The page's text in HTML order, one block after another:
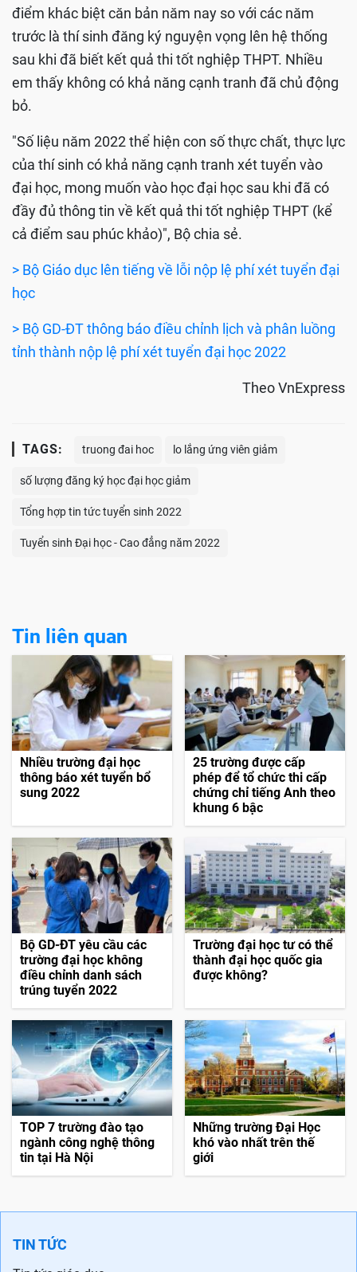
điểm khác biệt căn bản năm nay so với các năm
trước là thí sinh đăng ký nguyện vọng lên hệ thống
sau khi đã biết kết quả thi tốt nghiệp THPT. Nhiều
em thấy không có khả năng cạnh tranh đã chủ động
bỏ.
"Số liệu năm 2022 thể hiện con số thực chất, thực lực
của thí sinh có khả năng cạnh tranh xét tuyển vào
đại học, mong muốn vào học đại học sau khi đã có
đầy đủ thông tin về kết quả thi tốt nghiệp THPT (kể
cả điểm sau phúc khảo)", Bộ chia sẻ.
> Bộ Giáo dục lên tiếng về lỗi nộp lệ phí xét tuyển đại
học
> Bộ GD-ĐT thông báo điều chỉnh lịch và phân luồng
tỉnh thành nộp lệ phí xét tuyển đại học 2022
Theo VnExpress
TAGS: truong đai hoc lo lắng ứng viên giảm
số lượng đăng ký học đại học giảm
Tổng hợp tin tức tuyển sinh 2022
Tuyển sinh Đại học - Cao đẳng năm 2022
Tin liên quan
Nhiều trường đại học
thông báo xét tuyển bổ
sung 2022
25 trường được cấp
phép để tổ chức thi cấp
chứng chỉ tiếng Anh theo
khung 6 bậc
Bộ GD-ĐT yêu cầu các
trường đại học không
điều chỉnh danh sách
trúng tuyển 2022
Trường đại học tư có thể
thành đại học quốc gia
được không?
TOP 7 trường đào tạo
ngành công nghệ thông
tin tại Hà Nội
Những trường Đại Học
khó vào nhất trên thế
giới
TIN TỨC